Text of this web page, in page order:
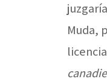
Muda,